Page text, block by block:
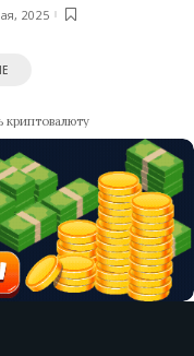
2025
криптовалюту